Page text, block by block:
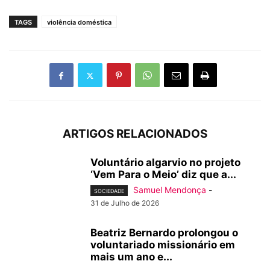
TAGS violência doméstica
ARTIGOS RELACIONADOS
Voluntário algarvio no projeto
‘Vem Para o Meio’ diz que a...
SOCIEDADE Samuel Mendonça -
31 de Julho de 2026
Beatriz Bernardo prolongou o
voluntariado missionário em
mais um ano e...